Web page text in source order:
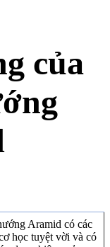
của
Aramid có các
học tuyệt vời và có